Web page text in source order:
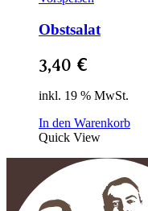
Obstsalat
3,40 €
inkl. 19 % MwSt.
In den Warenkorb
Quick View